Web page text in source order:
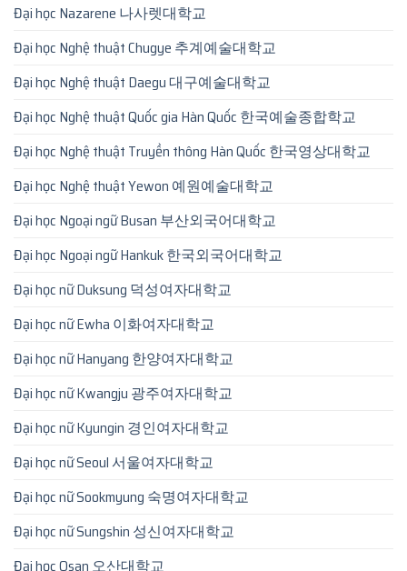
Đại học Nazarene 나사렛대학교
Đại học Nghệ thuật Chugye 추계예술대학교
Đại học Nghệ thuật Daegu 대구예술대학교
Đại học Nghệ thuật Quốc gia Hàn Quốc 한국예술종합학교
Đại học Nghệ thuật Truyền thông Hàn Quốc 한국영상대학교
Đại học Nghệ thuật Yewon 예원예술대학교
Đại học Ngoại ngữ Busan 부산외국어대학교
Đại học Ngoại ngữ Hankuk 한국외국어대학교
Đại học nữ Duksung 덕성여자대학교
Đại học nữ Ewha 이화여자대학교
Đại học nữ Hanyang 한양여자대학교
Đại học nữ Kwangju 광주여자대학교
Đại học nữ Kyungin 경인여자대학교
Đại học nữ Seoul 서울여자대학교
Đại học nữ Sookmyung 숙명여자대학교
Đại học nữ Sungshin 성신여자대학교
Đại học Osan 오산대학교